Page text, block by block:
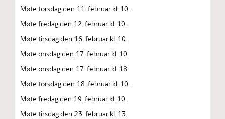
Møte torsdag den 11. februar kl. 10.
Møte fredag den 12. februar kl. 10.
Møte tirsdag den 16. februar kl. 10.
Møte onsdag den 17. februar kl. 10.
Møte onsdag den 17. februar kl. 18.
Møte torsdag den 18. februar kl. 10,
Møte fredag den 19. februar kl. 10.
Møte tirsdag den 23. februar kl. 13.